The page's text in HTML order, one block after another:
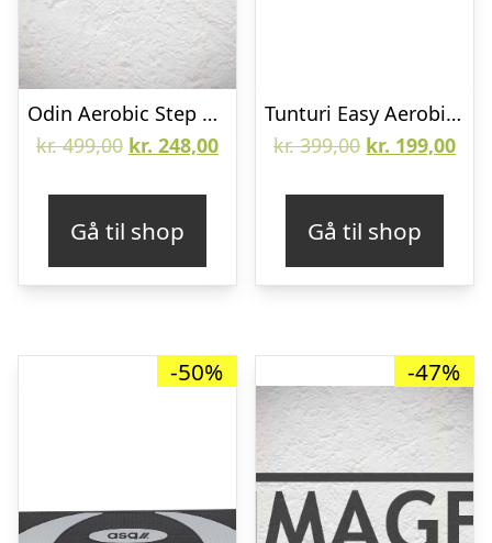
Odin Aerobic Step Stepbræt
kr.499,00 Den
var:
kr. 499,00.
kr. 248,00Den
kr. 248,00.
Gå til shop
Tunturi Easy Aerobic Stepbænk
kr.399,00 Den
var:
kr. 399,00.
kr. 199,00Den
kr.
Gå til shop
-50% -47%